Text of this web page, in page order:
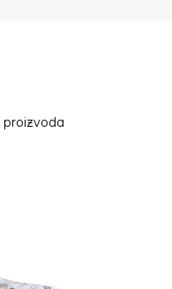
proizvoda